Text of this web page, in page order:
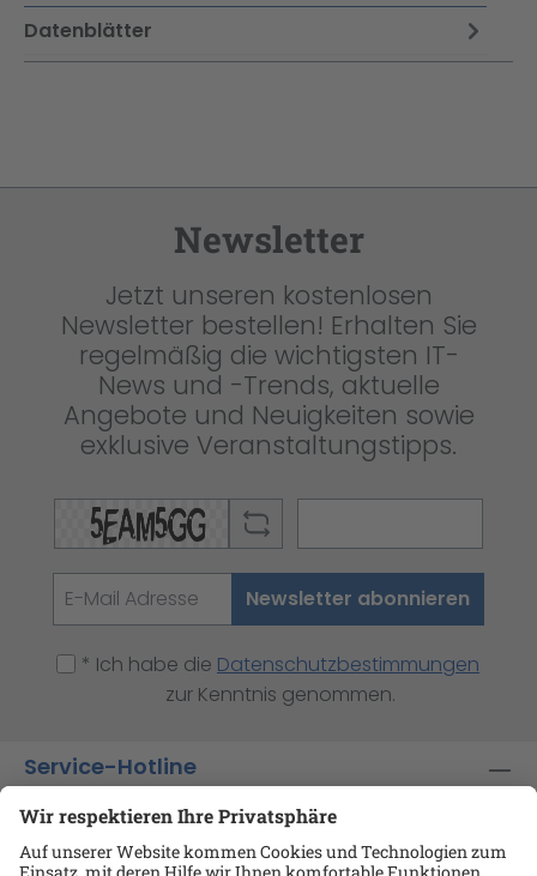
Datenblätter
Newsletter
Jetzt unseren kostenlosen
Newsletter bestellen! Erhalten Sie
regelmäßig die wichtigsten IT-
News und -Trends, aktuelle
Angebote und Neuigkeiten sowie
exklusive Veranstaltungstipps.
Newsletter abonnieren
* Ich habe die Datenschutzbestimmungen
zur Kenntnis genommen.
Service-Hotline
Shop-Service